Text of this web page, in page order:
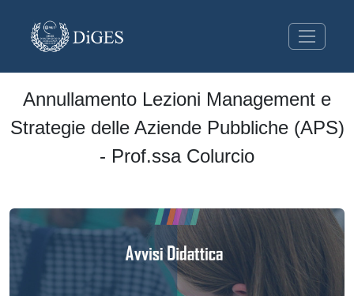
Annullamento Lezioni Management e
Strategie delle Aziende Pubbliche (APS)
- Prof.ssa Colurcio